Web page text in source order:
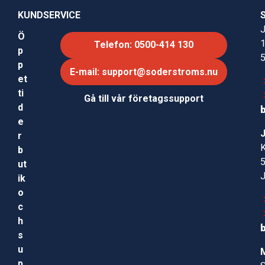
KUNDSERVICE
Ö
p
p
et
ti
d
e
r
b
ut
ik
o
c
h
s
u
Telefon: 0500-414 130
E-mail: support@soderstroms.nu
Gå till vår företagssupport